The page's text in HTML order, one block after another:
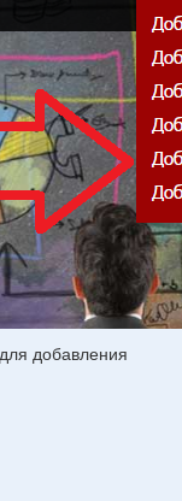
добавления